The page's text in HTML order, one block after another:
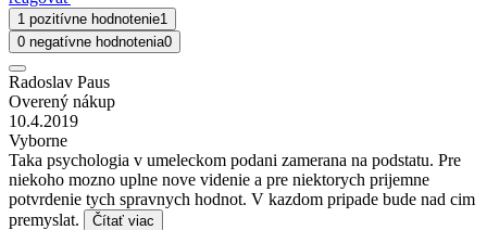
1 pozitívne hodnotenie1
0 negatívne hodnotenia0
Radoslav Paus
Overený nákup
10.4.2019
Vyborne
Taka psychologia v umeleckom podani zamerana na podstatu. Pre
niekoho mozno uplne nove videnie a pre niektorych prijemne
potvrdenie tych spravnych hodnot. V kazdom pripade bude nad cim
premyslat.
Čítať viac